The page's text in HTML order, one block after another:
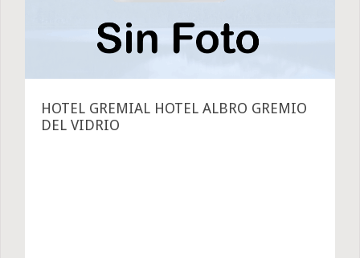
HOTEL GREMIAL HOTEL ALBRO GREMIO
DEL VIDRIO